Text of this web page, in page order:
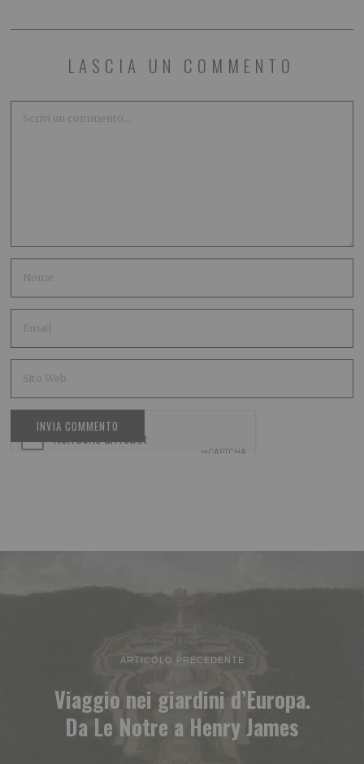
LASCIA UN COMMENTO
ARTICOLO PRECEDENTE
Viaggio nei giardini d’Europa.
Da Le Notre a Henry James